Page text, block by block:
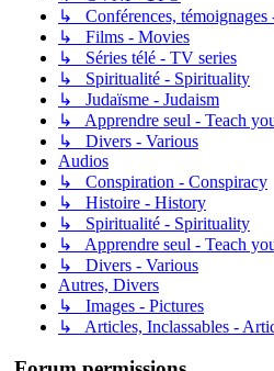
↳ Conférences, témoignages
↳ Films - Movies
↳ Séries télé - TV series
↳ Spiritualité - Spirituality
↳ Judaïsme - Judaism
↳ Apprendre seul - Teach
↳ Divers - Various
Audios
↳ Conspiration - Conspiracy
↳ Histoire - History
↳ Spiritualité - Spirituality
↳ Apprendre seul - Teach
↳ Divers - Various
Autres, Divers
↳ Images - Pictures
↳ Articles, Inclassables -